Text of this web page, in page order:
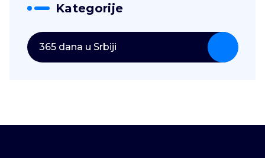
Kategorije
365 dana u Srbiji